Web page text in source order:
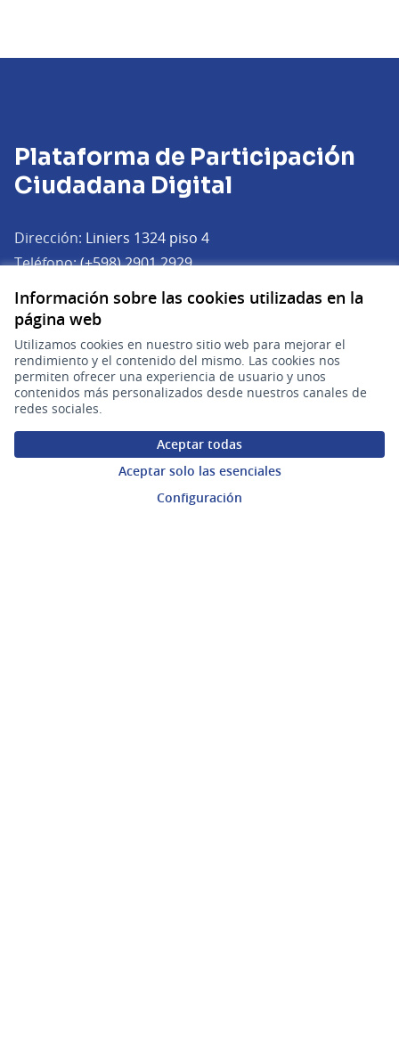
Información sobre las cookies utilizadas en la
página web
Utilizamos cookies en nuestro sitio web para mejorar el
rendimiento y el contenido del mismo. Las cookies nos
permiten ofrecer una experiencia de usuario y unos
contenidos más personalizados desde nuestros canales de
redes sociales.
Aceptar todas
Aceptar solo las esenciales
Configuración
Plataforma de Participación
Ciudadana Digital
Dirección: Liniers 1324 piso 4
Teléfono:(+598) 2901 2929
Correo electrónico:
plataforma.participacion@agesic.gub.uy(Abrir en una
Horario de atención:
Lunes a viernes de 9:30 a 17:30 hs.
Plataforma de Participación Ciudadana Digital en X
(Enlace externo)
Plataforma de Participación Ciudadana Digital en Facebook
(Enlace externo)
Plataforma de Participación Ciudadana Digital en
(Enlace externo)
Participá
Inicio